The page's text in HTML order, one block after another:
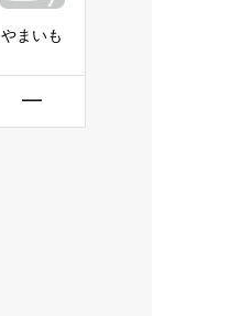
やまいも
━